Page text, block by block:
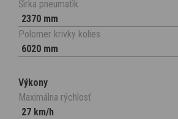
Šìrka pneumatìk
2370 mm
Polomer krivky kolies
6020 mm
Výkony
Maximálna rýchlosť
27 km/h